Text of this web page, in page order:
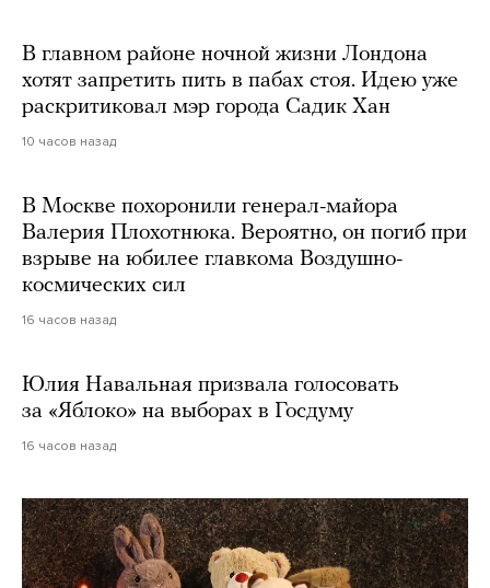
В главном районе ночной жизни Лондона
хотят запретить пить в пабах стоя. Идею уже
раскритиковал мэр города Садик Хан
10 часов назад
В Москве похоронили генерал-майора
Валерия Плохотнюка. Вероятно, он погиб при
взрыве на юбилее главкома Воздушно-
космических сил
16 часов назад
Юлия Навальная призвала голосовать
за «Яблоко» на выборах в Госдуму
16 часов назад